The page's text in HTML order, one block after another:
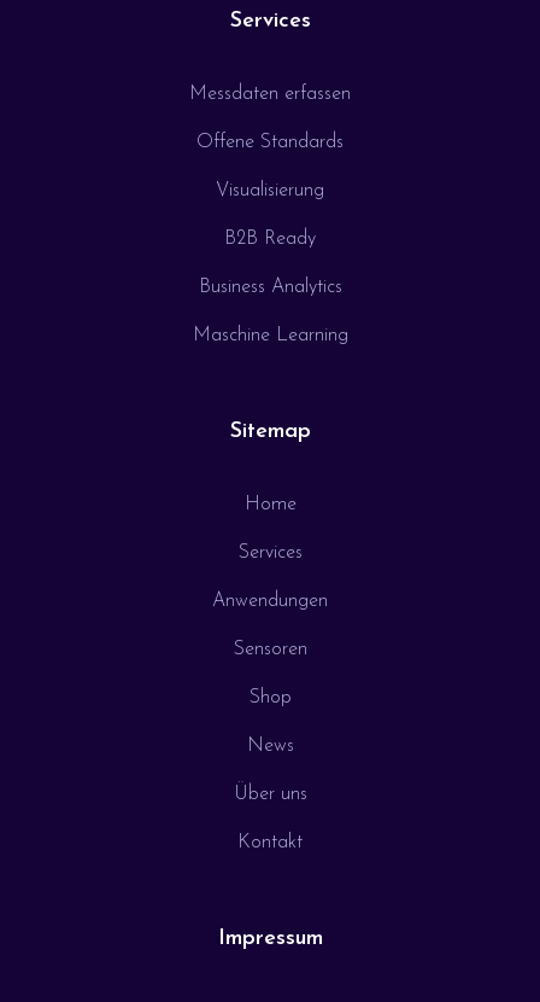
Services
Messdaten erfassen
Offene Standards
Visualisierung
B2B Ready
Business Analytics
Maschine Learning
Sitemap
Home
Services
Anwendungen
Sensoren
Shop
News
Über uns
Kontakt
Impressum